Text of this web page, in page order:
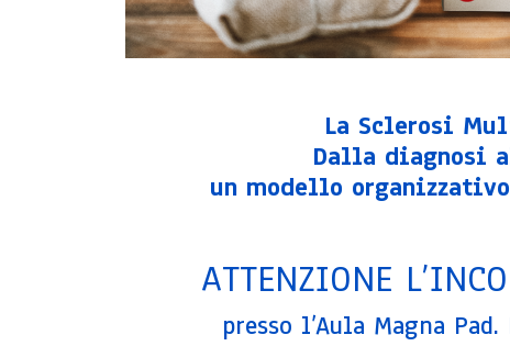
La Sclerosi
Dalla diagnosi
un modello
ATTENZIONE
presso l’Aula Magna